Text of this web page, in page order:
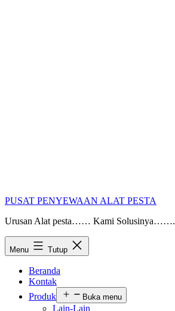
PUSAT PENYEWAAN ALAT PESTA
Urusan Alat pesta…… Kami Solusinya…….
Menu Tutup
Beranda
Kontak
Produk
Buka menu
Lain-Lain